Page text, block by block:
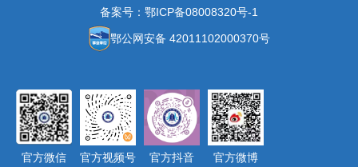
备案号：鄂ICP备08008320号-1
鄂公网安备 42011102000370号
官方微信 官方视频号 官方抖音 官方微博